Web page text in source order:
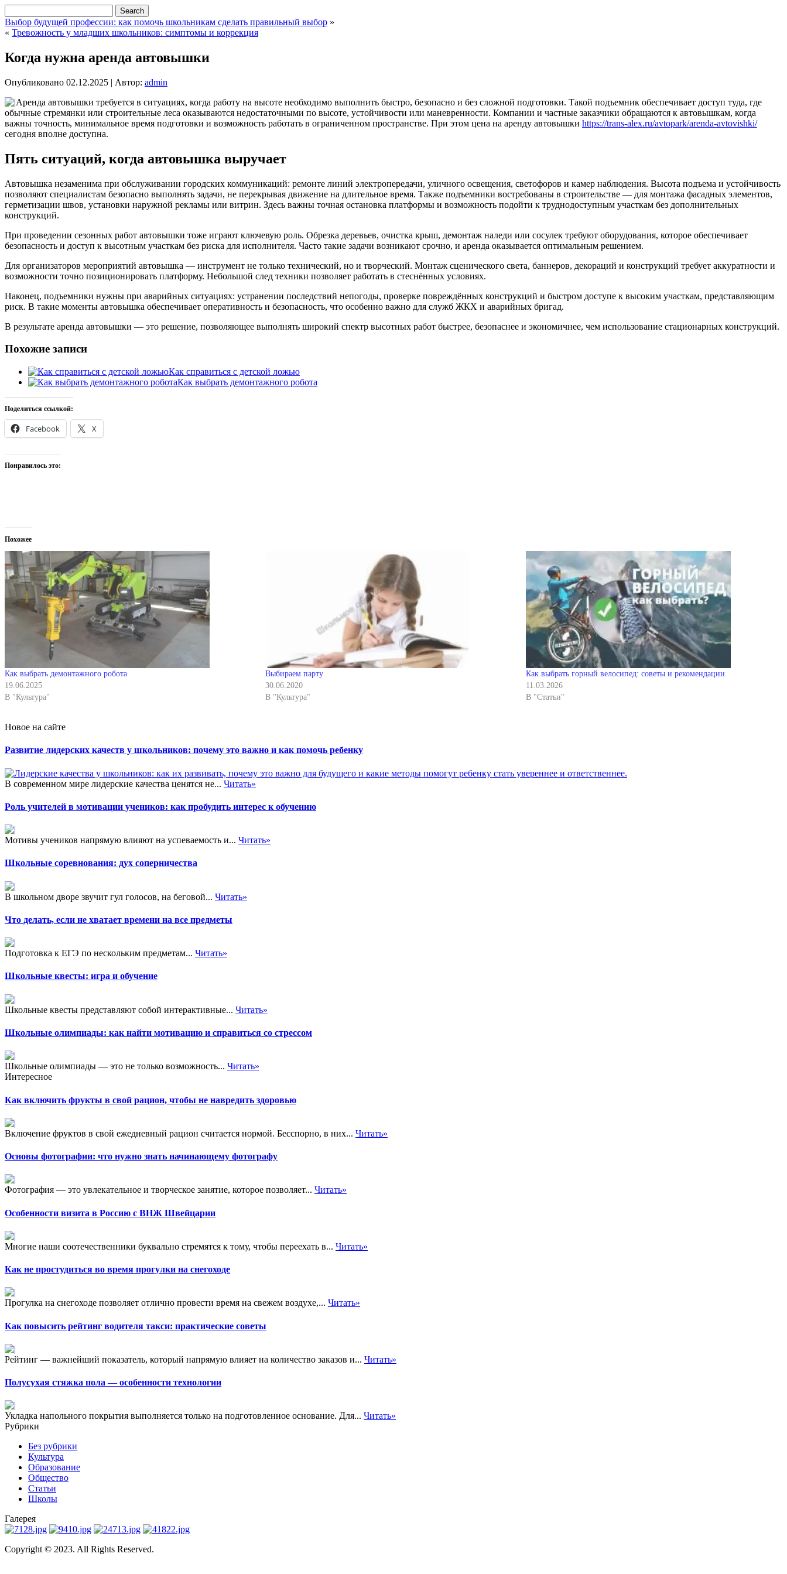
Выбор будущей профессии: как помочь школьникам сделать правильный выбор »
« Тревожность у младших школьников: симптомы и коррекция
Когда нужна аренда автовышки
Опубликовано 02.12.2025 | Автор: admin
Аренда автовышки требуется в ситуациях, когда работу на высоте необходимо выполнить быстро, безопасно и без сложной подготовки. Такой подъемник обеспечивает доступ туда, где
обычные стремянки или строительные леса оказываются недостаточными по высоте, устойчивости или маневренности. Компании и частные заказчики обращаются к автовышкам, когда
важны точность, минимальное время подготовки и возможность работать в ограниченном пространстве. При этом цена на аренду автовышки https://trans-alex.ru/avtopark/arenda-avtovishki/
сегодня вполне доступна.
Пять ситуаций, когда автовышка выручает
Автовышка незаменима при обслуживании городских коммуникаций: ремонте линий электропередачи, уличного освещения, светофоров и камер наблюдения. Высота подъема и устойчивость
позволяют специалистам безопасно выполнять задачи, не перекрывая движение на длительное время. Также подъемники востребованы в строительстве — для монтажа фасадных элементов,
герметизации швов, установки наружной рекламы или витрин. Здесь важны точная остановка платформы и возможность подойти к труднодоступным участкам без дополнительных
конструкций.
При проведении сезонных работ автовышки тоже играют ключевую роль. Обрезка деревьев, очистка крыш, демонтаж наледи или сосулек требуют оборудования, которое обеспечивает
безопасность и доступ к высотным участкам без риска для исполнителя. Часто такие задачи возникают срочно, и аренда оказывается оптимальным решением.
Для организаторов мероприятий автовышка — инструмент не только технический, но и творческий. Монтаж сценического света, баннеров, декораций и конструкций требует аккуратности и
возможности точно позиционировать платформу. Небольшой след техники позволяет работать в стеснённых условиях.
Наконец, подъемники нужны при аварийных ситуациях: устранении последствий непогоды, проверке повреждённых конструкций и быстром доступе к высоким участкам, представляющим
риск. В такие моменты автовышка обеспечивает оперативность и безопасность, что особенно важно для служб ЖКХ и аварийных бригад.
В результате аренда автовышки — это решение, позволяющее выполнять широкий спектр высотных работ быстрее, безопаснее и экономичнее, чем использование стационарных конструкций.
Похожие записи
Как справиться с детской ложью
Как выбрать демонтажного робота
Поделиться ссылкой:
Facebook X
Понравилось это:
Похожее
Как выбрать демонтажного робота
19.06.2025
В "Культура"
Выбираем парту
30.06.2020
В "Культура"
Как выбрать горный велосипед: советы и рекомендации
11.03.2026
В "Статьи"
Новое на сайте
Развитие лидерских качеств у школьников: почему это важно и как помочь ребенку
В современном мире лидерские качества ценятся не... Читать»
Роль учителей в мотивации учеников: как пробудить интерес к обучению
Мотивы учеников напрямую влияют на успеваемость и... Читать»
Школьные соревнования: дух соперничества
В школьном дворе звучит гул голосов, на беговой... Читать»
Что делать, если не хватает времени на все предметы
Подготовка к ЕГЭ по нескольким предметам... Читать»
Школьные квесты: игра и обучение
Школьные квесты представляют собой интерактивные... Читать»
Школьные олимпиады: как найти мотивацию и справиться со стрессом
Школьные олимпиады — это не только возможность... Читать»
Интересное
Как включить фрукты в свой рацион, чтобы не навредить здоровью
Включение фруктов в свой ежедневный рацион считается нормой. Бесспорно, в них... Читать»
Основы фотографии: что нужно знать начинающему фотографу
Фотография — это увлекательное и творческое занятие, которое позволяет... Читать»
Особенности визита в Россию с ВНЖ Швейцарии
Многие наши соотечественники буквально стремятся к тому, чтобы переехать в... Читать»
Как не простудиться во время прогулки на снегоходе
Прогулка на снегоходе позволяет отлично провести время на свежем воздухе,... Читать»
Как повысить рейтинг водителя такси: практические советы
Рейтинг — важнейший показатель, который напрямую влияет на количество заказов и... Читать»
Полусухая стяжка пола — особенности технологии
Укладка напольного покрытия выполняется только на подготовленное основание. Для... Читать»
Рубрики
Без рубрики
Культура
Образование
Общество
Статьи
Школы
Галерея
Copyright © 2023. All Rights Reserved.